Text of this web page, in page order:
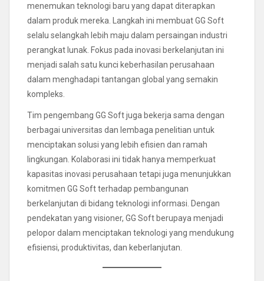
menemukan teknologi baru yang dapat diterapkan
dalam produk mereka. Langkah ini membuat GG Soft
selalu selangkah lebih maju dalam persaingan industri
perangkat lunak. Fokus pada inovasi berkelanjutan ini
menjadi salah satu kunci keberhasilan perusahaan
dalam menghadapi tantangan global yang semakin
kompleks.
Tim pengembang GG Soft juga bekerja sama dengan
berbagai universitas dan lembaga penelitian untuk
menciptakan solusi yang lebih efisien dan ramah
lingkungan. Kolaborasi ini tidak hanya memperkuat
kapasitas inovasi perusahaan tetapi juga menunjukkan
komitmen GG Soft terhadap pembangunan
berkelanjutan di bidang teknologi informasi. Dengan
pendekatan yang visioner, GG Soft berupaya menjadi
pelopor dalam menciptakan teknologi yang mendukung
efisiensi, produktivitas, dan keberlanjutan.